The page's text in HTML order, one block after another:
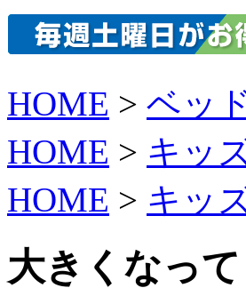
HOME > ベッ
HOME > キッ
HOME > キッ
大きくなっ